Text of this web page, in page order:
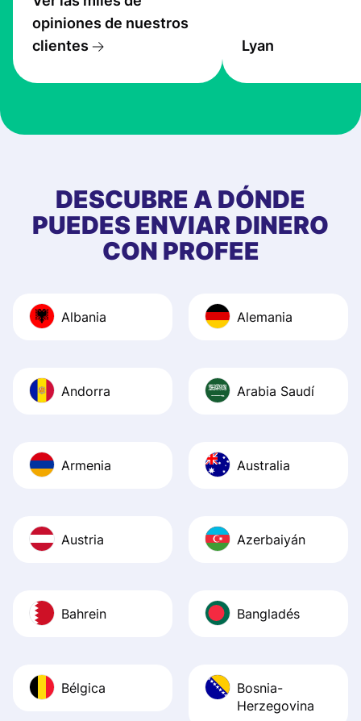
opiniones de nuestros
clientes
the exchange
at Profee is very
first started
app, and they
quick to provide
and helpful
Recommend it!
Lyan
DESCUBRE A DÓNDE
PUEDES ENVIAR DINERO
CON PROFEE
Albania Alemania
Andorra Arabia Saudí
Armenia Australia
Austria Azerbaiyán
Bahrein Bangladés
Bélgica
Bosnia-
Herzegovina